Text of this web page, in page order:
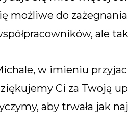
możliwe do
ale
w imieniu
Ci za Twoją
aby trwała jak